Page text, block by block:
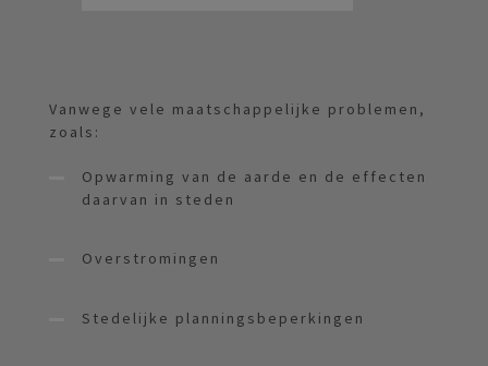
Vanwege vele maatschappelijke problemen,
zoals:
Opwarming van de aarde en de effecten
daarvan in steden
Overstromingen
Stedelijke planningsbeperkingen